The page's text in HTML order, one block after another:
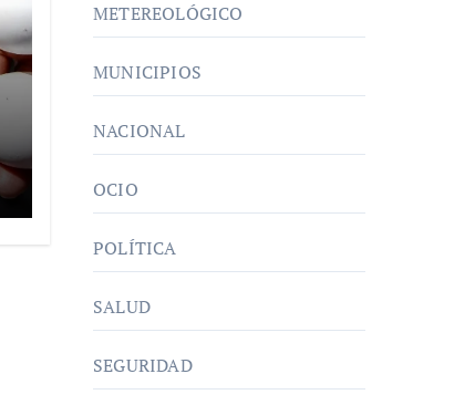
METEREOLÓGICO
MUNICIPIOS
NACIONAL
OCIO
POLÍTICA
SALUD
SEGURIDAD